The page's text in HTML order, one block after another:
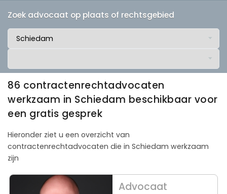
Zoek advocaat op plaats of rechtsgebied
86 contractenrechtadvocaten
werkzaam in Schiedam beschikbaar voor
een gratis gesprek
Hieronder ziet u een overzicht van
contractenrechtadvocaten die in Schiedam werkzaam
zijn
Advocaat